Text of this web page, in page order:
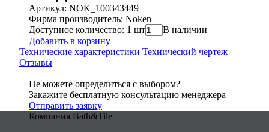
Артикул: NOK_100343449
Фирма производитель: Noken
Доступное количество: 1 шт
В наличии
Добавить в корзину
Технические характеристики Технический чертеж
Отзывы
Не можете определиться с выбором?
Закажите бесплатную консультацию менеджера
Отправить заявку
Компания Bath&Tile